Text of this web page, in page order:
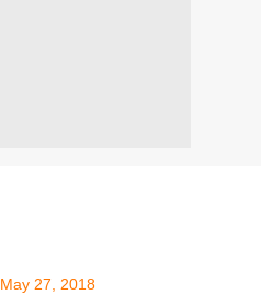
May 27, 2018